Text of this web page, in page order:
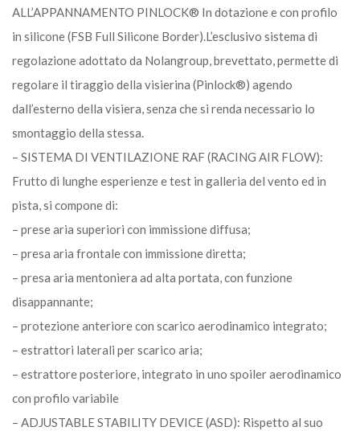
ALL’APPANNAMENTO PINLOCK® In dotazione e con profilo
in silicone (FSB Full Silicone Border).L’esclusivo sistema di
regolazione adottato da Nolangroup, brevettato, permette di
regolare il tiraggio della visierina (Pinlock®) agendo
dall’esterno della visiera, senza che si renda necessario lo
smontaggio della stessa.
– SISTEMA DI VENTILAZIONE RAF (RACING AIR FLOW):
Frutto di lunghe esperienze e test in galleria del vento ed in
pista, si compone di:
– prese aria superiori con immissione diffusa;
– presa aria frontale con immissione diretta;
– presa aria mentoniera ad alta portata, con funzione
disappannante;
– protezione anteriore con scarico aerodinamico integrato;
– estrattori laterali per scarico aria;
– estrattore posteriore, integrato in uno spoiler aerodinamico
con profilo variabile
– ADJUSTABLE STABILITY DEVICE (ASD): Rispetto al suo